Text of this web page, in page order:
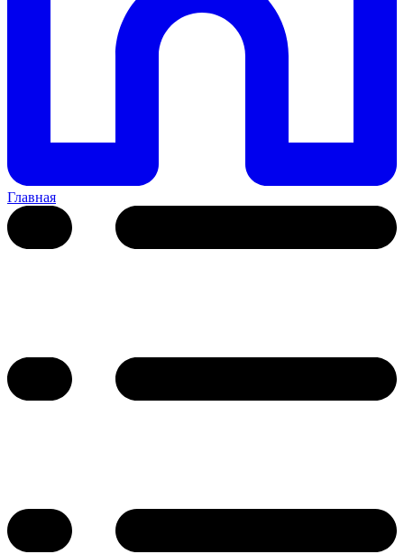
Главная